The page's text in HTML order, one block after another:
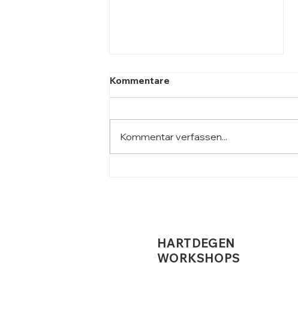
Kommentare
Kommentar verfassen...
HARTDEGEN
WORKSHOPS